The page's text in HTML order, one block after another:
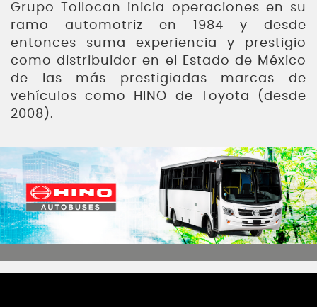
Grupo Tollocan inicia operaciones en su
ramo automotriz en 1984 y desde
entonces suma experiencia y prestigio
como distribuidor en el Estado de México
de las más prestigiadas marcas de
vehículos como HINO de Toyota (desde
2008).